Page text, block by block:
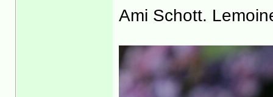
Ami Schott.